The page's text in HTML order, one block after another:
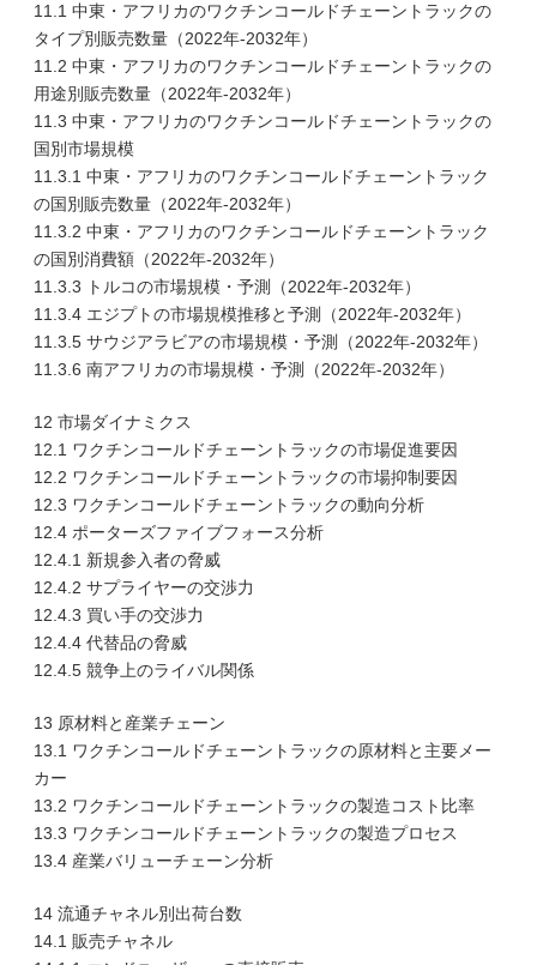
11.1 中東・アフリカのワクチンコールドチェーントラックの
タイプ別販売数量（2022年-2032年）
11.2 中東・アフリカのワクチンコールドチェーントラックの
用途別販売数量（2022年-2032年）
11.3 中東・アフリカのワクチンコールドチェーントラックの
国別市場規模
11.3.1 中東・アフリカのワクチンコールドチェーントラック
の国別販売数量（2022年-2032年）
11.3.2 中東・アフリカのワクチンコールドチェーントラック
の国別消費額（2022年-2032年）
11.3.3 トルコの市場規模・予測（2022年-2032年）
11.3.4 エジプトの市場規模推移と予測（2022年-2032年）
11.3.5 サウジアラビアの市場規模・予測（2022年-2032年）
11.3.6 南アフリカの市場規模・予測（2022年-2032年）
12 市場ダイナミクス
12.1 ワクチンコールドチェーントラックの市場促進要因
12.2 ワクチンコールドチェーントラックの市場抑制要因
12.3 ワクチンコールドチェーントラックの動向分析
12.4 ポーターズファイブフォース分析
12.4.1 新規参入者の脅威
12.4.2 サプライヤーの交渉力
12.4.3 買い手の交渉力
12.4.4 代替品の脅威
12.4.5 競争上のライバル関係
13 原材料と産業チェーン
13.1 ワクチンコールドチェーントラックの原材料と主要メー
カー
13.2 ワクチンコールドチェーントラックの製造コスト比率
13.3 ワクチンコールドチェーントラックの製造プロセス
13.4 産業バリューチェーン分析
14 流通チャネル別出荷台数
14.1 販売チャネル